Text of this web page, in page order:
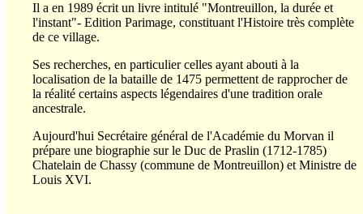
Il a en 1989 écrit un livre intitulé "Montreuillon, la durée et
l'instant"- Edition Parimage, constituant l'Histoire très complète
de ce village.
Ses recherches, en particulier celles ayant abouti à la
localisation de la bataille de 1475 permettent de rapprocher de
la réalité certains aspects légendaires d'une tradition orale
ancestrale.
Aujourd'hui Secrétaire général de l'Académie du Morvan il
prépare une biographie sur le Duc de Praslin (1712-1785)
Chatelain de Chassy (commune de Montreuillon) et Ministre de
Louis XVI.